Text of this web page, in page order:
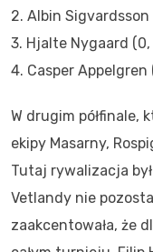
2. Albin Sigvardsson
3. Hjalte Nygaard (0,
4. Casper Appelgren
W drugim półfinale,
ekipy Masarny,
Tutaj rywalizacja
Vetlandy nie
zaakcentowała, że